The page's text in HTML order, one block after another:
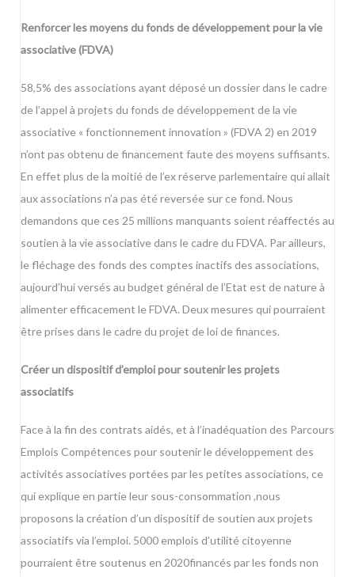
Renforcer les moyens du fonds de développement pour la vie
associative (FDVA)
58,5% des associations ayant déposé un dossier dans le cadre
de l’appel à projets du fonds de développement de la vie
associative « fonctionnement innovation » (FDVA 2) en 2019
n’ont pas obtenu de financement faute des moyens suffisants.
En effet plus de la moitié de l’ex réserve parlementaire qui allait
aux associations n’a pas été reversée sur ce fond. Nous
demandons que ces 25 millions manquants soient réaffectés au
soutien à la vie associative dans le cadre du FDVA. Par ailleurs,
le fléchage des fonds des comptes inactifs des associations,
aujourd’hui versés au budget général de l’Etat est de nature à
alimenter efficacement le FDVA. Deux mesures qui pourraient
être prises dans le cadre du projet de loi de finances.
Créer un dispositif d’emploi pour soutenir les projets
associatifs
Face à la fin des contrats aidés, et à l’inadéquation des Parcours
Emplois Compétences pour soutenir le développement des
activités associatives portées par les petites associations, ce
qui explique en partie leur sous-consommation ,nous
proposons la création d’un dispositif de soutien aux projets
associatifs via l’emploi. 5000 emplois d’utilité citoyenne
pourraient être soutenus en 2020financés par les fonds non